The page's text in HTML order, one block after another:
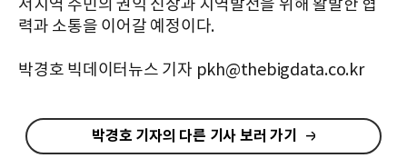
서지역 주민의 권익 신장과 지역발전을 위해 활발한 협
력과 소통을 이어갈 예정이다.
박경호 빅데이터뉴스 기자 pkh@thebigdata.co.kr
박경호 기자의 다른 기사 보러 가기